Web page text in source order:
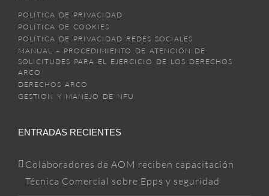
POLÍTICA DE PRIVACIDAD
POLÍTICA DE COOKIES
POLÍTICA DE PRIVACIDAD REDES SOCIALES
MANUAL – PROCEDIMIENTO DE ATENCIÓN DE
SOLICITUDES PARA EL EJERCICIO DE LOS DERECHOS
ARCO
DERECHOS ARCO
GESTION Y MANEJO DE NFU
ENTRADAS RECIENTES
Colaboradores de AOM reciben capacitación
Técnica Comercial sobre Epps y seguridad